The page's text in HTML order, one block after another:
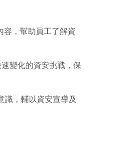
容，幫助員工了解資
變化的資安挑戰，保
識，輔以資安宣導及